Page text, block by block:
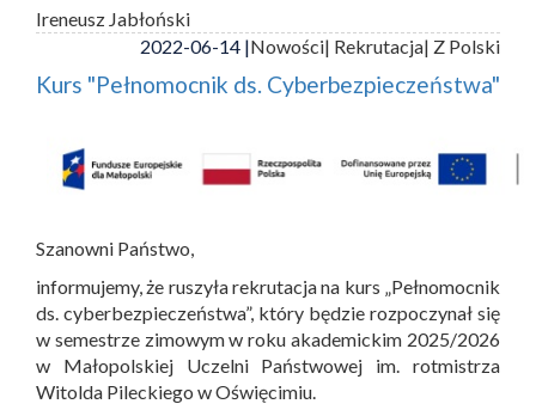
Ireneusz Jabłoński
2022-06-14 |Nowości| Rekrutacja| Z Polski
Kurs "Pełnomocnik ds. Cyberbezpieczeństwa"
Szanowni Państwo,
informujemy, że ruszyła rekrutacja na kurs „Pełnomocnik
ds. cyberbezpieczeństwa”, który będzie rozpoczynał się
w semestrze zimowym w roku akademickim 2025/2026
w Małopolskiej Uczelni Państwowej im. rotmistrza
Witolda Pileckiego w Oświęcimiu.